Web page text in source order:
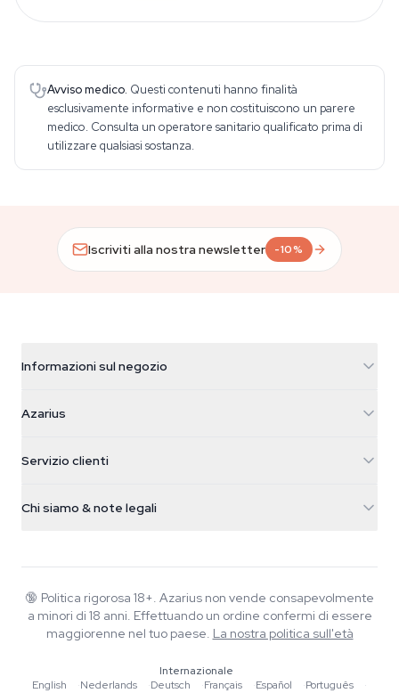
Avviso medico. Questi contenuti hanno finalità
esclusivamente informative e non costituiscono un parere
medico. Consulta un operatore sanitario qualificato prima di
utilizzare qualsiasi sostanza.
Iscriviti alla nostra newsletter -10%
Informazioni sul negozio
Galvaniweg 11
Nederland
+31(0)204897914
Azarius
Smokeshop
Servizio clienti
FAQ
Informativa sulla privacy
Chi siamo & note legali
Wiki
Blog
Musica
Linee guida editoriali
🔞 Politica rigorosa 18+. Azarius non vende consapevolmente
a minori di 18 anni. Effettuando un ordine confermi di essere
maggiorenne nel tuo paese. La nostra politica sull'età
Internazionale
English
·Nederlands ·Deutsch ·Français ·Español ·Português
·